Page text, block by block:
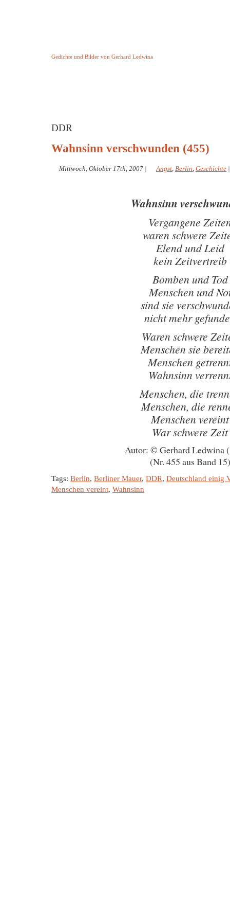
Gedichte und Bilder von Gerhard Ledwina
DDR
Wahnsinn verschwunden (455)
Mittwoch, Oktober 17th, 2007 | Angst, Berlin, Geschichte
Wahnsinn
Vergangene
waren schwere
Elend und Leid
kein Zeitvertreib
Bomben und Tod
Menschen und
sind sie
nicht mehr
Waren schwere
Menschen sie
Menschen
Wahnsinn
Menschen, die
Menschen, die
Menschen vereint
War schwere Zeit
Autor: © Gerhard Ledwina
(Nr. 455 aus Band 15)
Tags: Berlin, Berliner Mauer, DDR, Deutschland einig
Menschen vereint, Wahnsinn